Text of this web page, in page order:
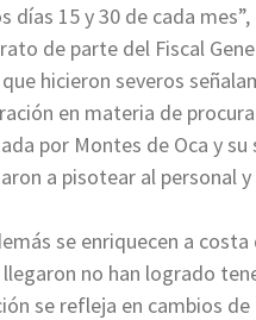
15 y 30 de cada
de parte del Fiscal
hicieron severos
en materia de
por Montes de Oca y
a pisotear al personal y
se enriquecen a costa
no han logrado
se refleja en cambios